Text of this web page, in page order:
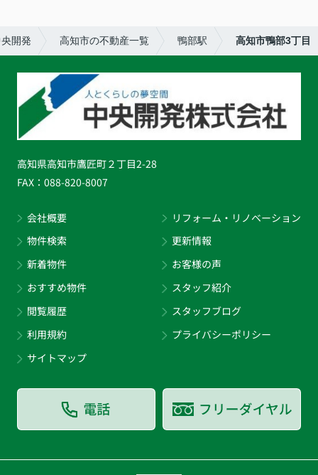
開発 高知市の不動産一覧 鴨部駅 高知市鴨部3丁目
高知県高知市鷹匠町２丁目2-28
FAX： 088-820-8007
会社概要
物件検索
新着物件
おすすめ物件
閲覧履歴
利用規約
サイトマップ
リフォーム・リノベーション
更新情報
お客様の声
スタッフ紹介
スタッフブログ
プライバシーポリシー